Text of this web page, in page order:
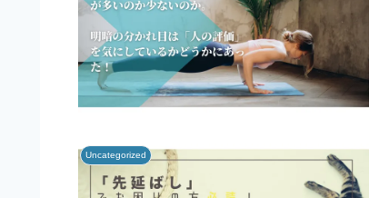
Uncategorized